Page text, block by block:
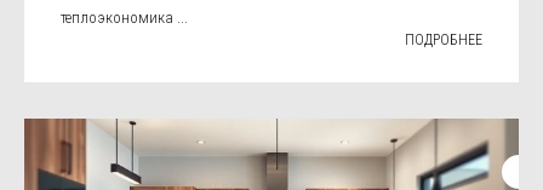
теплоэкономика ...
ПОДРОБНЕЕ